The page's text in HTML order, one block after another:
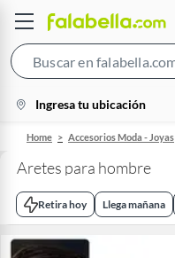
location-
icon
Ingresa tu ubicación
Home Accesorios Moda - Joyas
Aretes para hombre
Retira hoy Llega mañana